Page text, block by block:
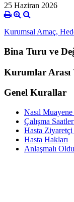
25 Haziran 2026
Kurumsal Amaç,
Bina Turu ve
Kurumlar Arası
Genel Kurallar
Nasıl
Çalışma
Hasta Ziyaretçi
Hasta Hakları
Anlaşmalı